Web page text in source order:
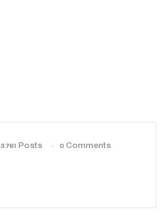
3761 Posts 0 Comments